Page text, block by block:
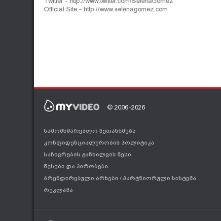
Official Site - http://www.selenagomez.com
© 2006-2026
სამომხმარებლო შეთანხმება
კონფიდენციალურობის პოლიტიკა
საჩივრების განხილვის წესი
წესები და პირობები
ბრენდირებული არხები / პარტნიორული სისტემა
რეკლამა